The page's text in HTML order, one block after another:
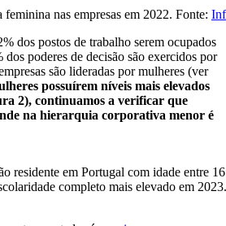
feminina nas empresas em 2022. Fonte:
dos postos de trabalho serem ocupados
dos poderes de decisão são exercidos por
são lideradas por mulheres (ver
possuírem níveis mais elevados
2), continuamos a verificar que
na hierarquia corporativa menor é
residente em Portugal com idade entre
completo mais elevado em